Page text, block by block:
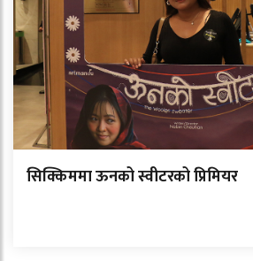
सिक्किममा ऊनको स्वीटरको प्रिमियर